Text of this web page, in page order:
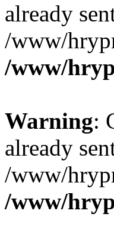
already
/www/
/www/
Warning:
already
/www/
/www/